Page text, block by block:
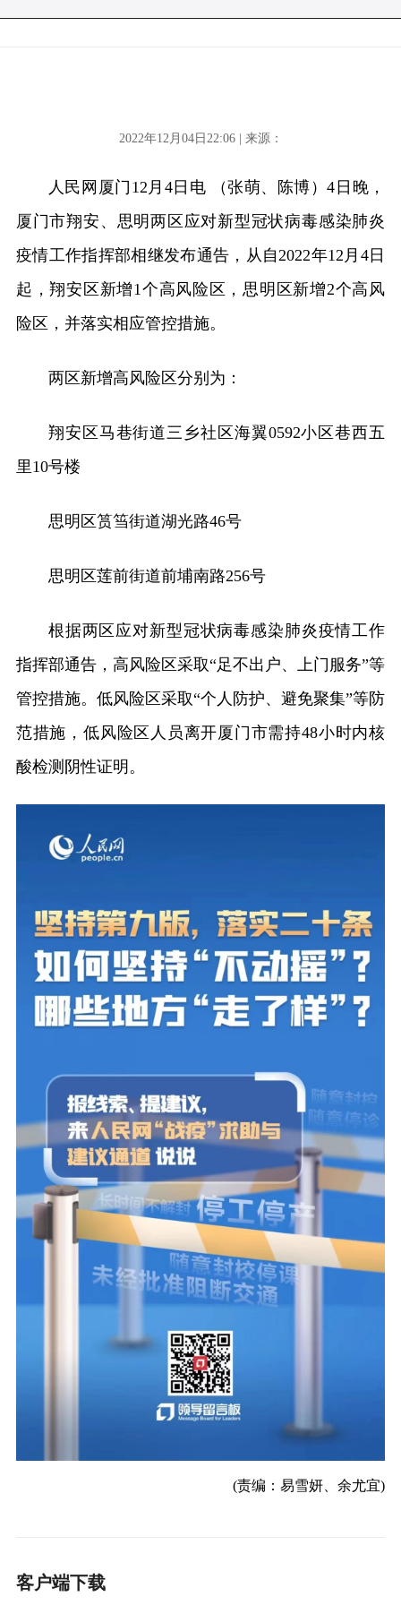
2022年12月04日22:06 | 来源：
人民网厦门12月4日电 （张萌、陈博）4日晚，
厦门市翔安、思明两区应对新型冠状病毒感染肺炎
疫情工作指挥部相继发布通告，从自2022年12月4日
起，翔安区新增1个高风险区，思明区新增2个高风
险区，并落实相应管控措施。
两区新增高风险区分别为：
翔安区马巷街道三乡社区海翼0592小区巷西五
里10号楼
思明区筼筜街道湖光路46号
思明区莲前街道前埔南路256号
根据两区应对新型冠状病毒感染肺炎疫情工作
指挥部通告，高风险区采取“足不出户、上门服务”等
管控措施。低风险区采取“个人防护、避免聚集”等防
范措施，低风险区人员离开厦门市需持48小时内核
酸检测阴性证明。
(责编：易雪妍、余尤宜)
客户端下载